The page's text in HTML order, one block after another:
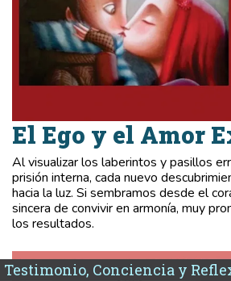
El Ego y el Amor
Al visualizar los laberintos y pasillos
prisión interna, cada nuevo
hacia la luz. Si sembramos desde el
sincera de convivir en armonía, muy
los resultados.
Testimonio, Conciencia y